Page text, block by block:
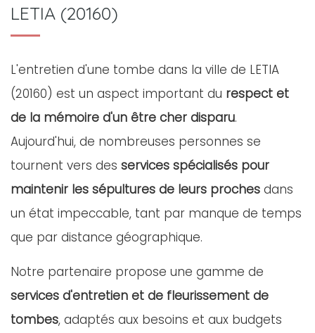
LETIA (20160)
L'entretien d'une tombe dans la ville de LETIA
(20160) est un aspect important du respect et
de la mémoire d'un être cher disparu.
Aujourd'hui, de nombreuses personnes se
tournent vers des services spécialisés pour
maintenir les sépultures de leurs proches dans
un état impeccable, tant par manque de temps
que par distance géographique.
Notre partenaire propose une gamme de
services d'entretien et de fleurissement de
tombes, adaptés aux besoins et aux budgets